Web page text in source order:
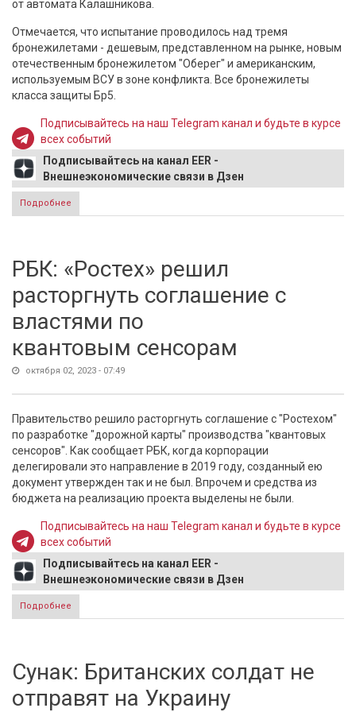
от автомата Калашникова.
Отмечается, что испытание проводилось над тремя
бронежилетами - дешевым, представленном на рынке, новым
отечественным бронежилетом "Оберег" и американским,
используемым ВСУ в зоне конфликта. Все бронежилеты
класса защиты Бр5.
Подписывайтесь на наш Telegram канал и будьте в курсе
всех событий
Подписывайтесь на канал EER -
Внешнеэкономические связи в Дзен
Подробнее
трофейного американского бронежилетов
РБК: «Ростех» решил
расторгнуть соглашение с
властями по
квантовым сенсорам
октября 02, 2023 - 07:49
Правительство решило расторгнуть соглашение с "Ростехом"
по разработке "дорожной карты" производства "квантовых
сенсоров". Как сообщает РБК, когда корпорации
делегировали это направление в 2019 году, созданный ею
документ утвержден так и не был. Впрочем и средства из
бюджета на реализацию проекта выделены не были.
Подписывайтесь на наш Telegram канал и будьте в курсе
всех событий
Подписывайтесь на канал EER -
Внешнеэкономические связи в Дзен
Подробнее
властями по квантовым сенсорам
Сунак: Британских солдат не
отправят на Украину